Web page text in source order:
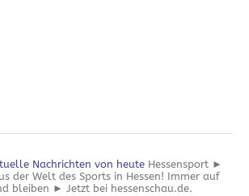
Nachrichten von heute Hessensport ►
der Welt des Sports in Hessen! Immer auf
bleiben ► Jetzt bei hessenschau.de.